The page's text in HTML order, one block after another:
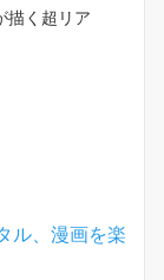
描く超リア
ル、漫画を楽